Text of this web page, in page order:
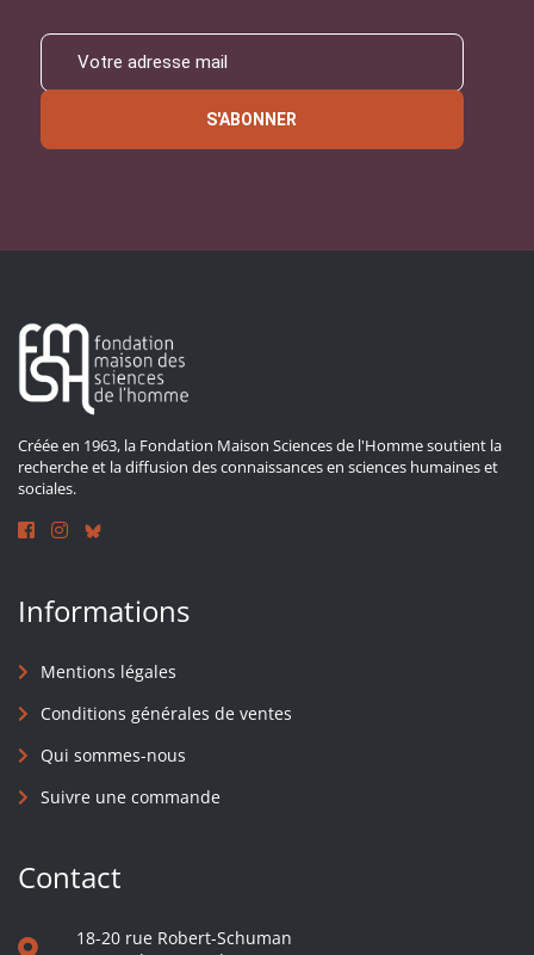
S'ABONNER
Créée en 1963, la Fondation Maison Sciences de l'Homme soutient la
recherche et la diffusion des connaissances en sciences humaines et
sociales.
Informations
Mentions légales
Conditions générales de ventes
Qui sommes-nous
Suivre une commande
Contact
18-20 rue Robert-Schuman